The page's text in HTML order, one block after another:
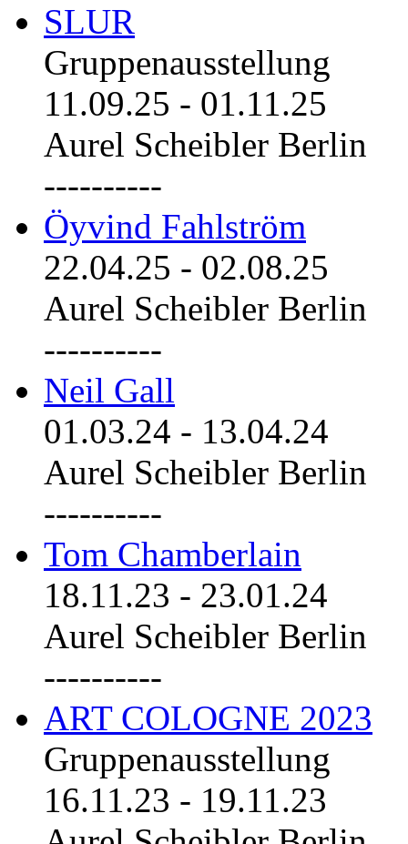
SLUR
Gruppenausstellung
11.09.25 - 01.11.25
Aurel Scheibler Berlin
----------
Öyvind Fahlström
22.04.25 - 02.08.25
Aurel Scheibler Berlin
----------
Neil Gall
01.03.24 - 13.04.24
Aurel Scheibler Berlin
----------
Tom Chamberlain
18.11.23 - 23.01.24
Aurel Scheibler Berlin
----------
ART COLOGNE 2023
Gruppenausstellung
16.11.23 - 19.11.23